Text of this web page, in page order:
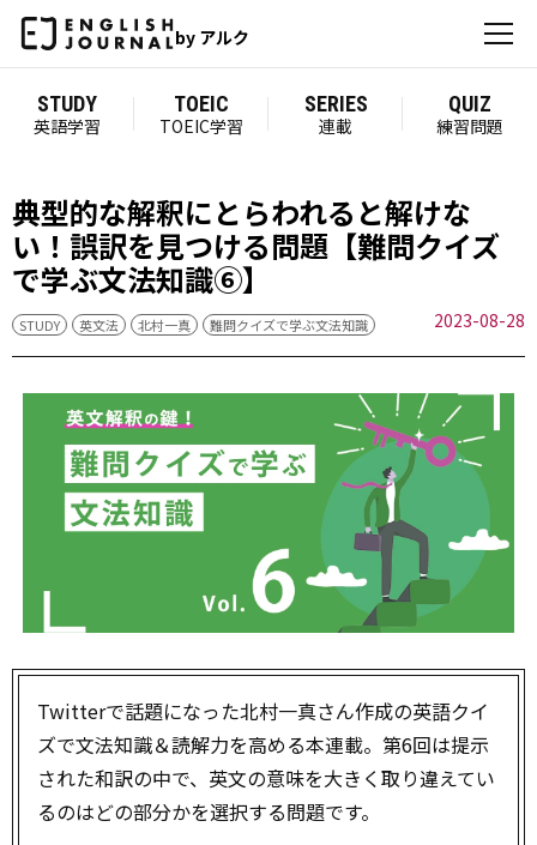
by アルク
STUDY
英語学習
TOEIC
TOEIC学習
SERIES
連載
QUIZ
練習問題
典型的な解釈にとらわれると解けな
い！誤訳を見つける問題【難問クイズ
で学ぶ文法知識⑥】
STUDY 英文法 北村一真 難問クイズで学ぶ文法知識 2023-08-28
Twitterで話題になった北村一真さん作成の英語クイ
ズで文法知識＆読解力を高める本連載。第6回は提示
された和訳の中で、英文の意味を大きく取り違えてい
るのはどの部分かを選択する問題です。